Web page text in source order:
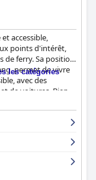
accessible,
points d'intérêt,
de ferry. Sa position,
permet de vivre
avec des
de voitures. Bien
le cadre
considérablement
de 500 m
apprécié pour sa
et copieux. Bien que
choix limité, le petit-
les catégories